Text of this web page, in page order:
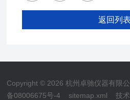
返回列表
Copyright © 2026 杭州卓驰仪器有限
备08006675号-4
sitemap.xml 技术